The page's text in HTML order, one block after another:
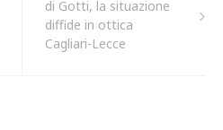
di Gotti, la situazione
diffide in ottica
Cagliari-Lecce